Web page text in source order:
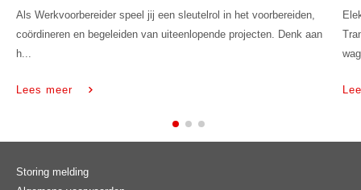
Als Werkvoorbereider speel jij een sleutelrol in het voorbereiden,
coördineren en begeleiden van uiteenlopende projecten. Denk aan
h...
Lees meer
Storing melding